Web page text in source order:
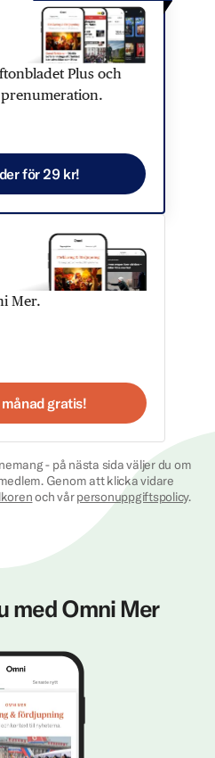
Plus och
prenumeration.
för 29 kr!
Mer.
gratis!
- på nästa sida väljer du om
Genom att klicka vidare
och vårpersonuppgiftspolicy.
med Omni Mer